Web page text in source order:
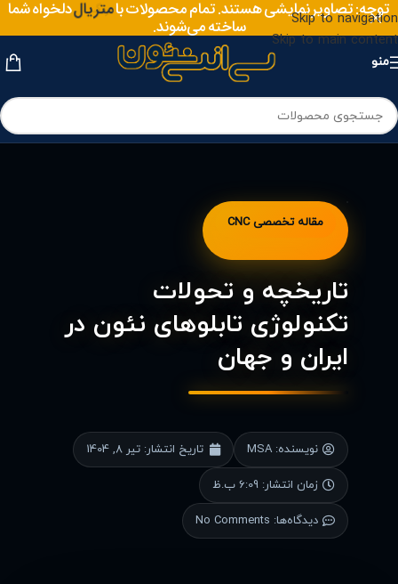
Skip to navigation
Skip to main content
توجه: تصاویر نمایشی هستند. تمام محصولات بارنگ
متریالدلخواه شما
ساخته می‌شوند.
منو
مقاله تخصصی CNC
تاریخچه و تحولات
تکنولوژی تابلوهای نئون در
ایران و جهان
نویسنده: تاریخ انتشار: تیر 8, 1404
زمان انتشار: 6:09 ب.ظ
دیدگاه‌ها: